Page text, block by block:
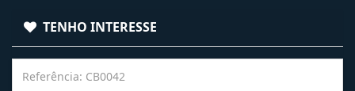
TENHO INTERESSE